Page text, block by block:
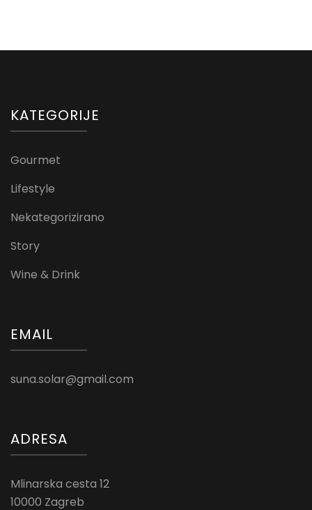
KATEGORIJE
Gourmet
Lifestyle
Nekategorizirano
Story
Wine & Drink
EMAIL
suna.solar@gmail.com
ADRESA
Mlinarska cesta 12
10000 Zagreb